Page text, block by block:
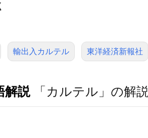
輸出入カルテル 東洋経済新報社
解説 「カルテル」の解説